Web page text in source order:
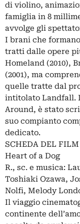
di violino,
famiglia in 8
avvolge gli
I brani che
tratti dalle opere
Homeland (2010),
(2001), ma
quelle tratte dal
intitolato Landfall.
Around, è stato
suo compianto
dedicato.
SCHEDA DEL FILM
Heart of a Dog
R., sc. e musica:
Toshiaki Ozawa,
Nolfi, Melody
Il viaggio
continente